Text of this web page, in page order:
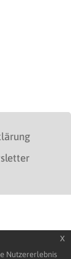
Nutzererlebnis
x